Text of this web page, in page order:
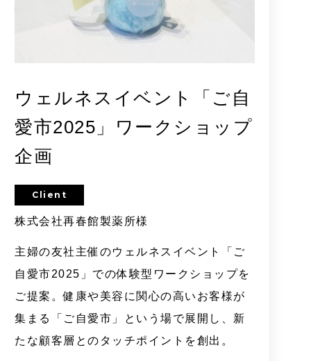
ウェルネスイベント「ご自
愛市2025」ワークショップ
企画
Client
株式会社再春館製薬所様
主婦の友社主催のウェルネスイベント「ご
自愛市2025」での体験型ワークショップを
ご提案。健康や美容に関心の高いお客様が
集まる「ご自愛市」という場で展開し、新
たな顧客層とのタッチポイントを創出。